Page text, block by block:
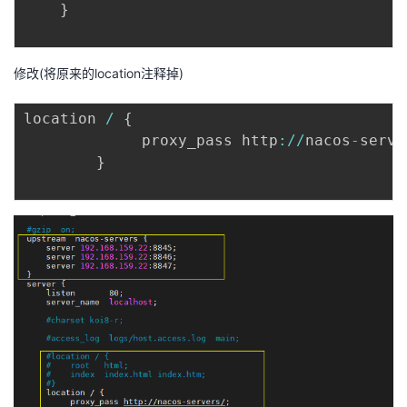
}
修改(将原来的location注释掉)
location /
{
             proxy_pass http
: //nacos -
}